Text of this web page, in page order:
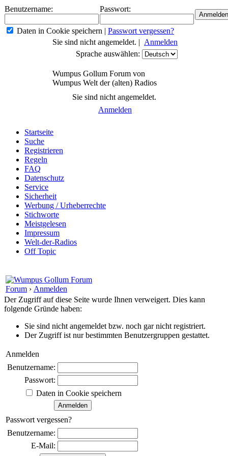
Benutzername: Passwort:
Daten in Cookie speichern | Passwort vergessen?
Sie sind nicht angemeldet. | Anmelden
Sprache auswählen:
Wumpus Gollum Forum von
Wumpus Welt der (alten) Radios
Sie sind nicht angemeldet.
Anmelden
Startseite
Suche
Registrieren
Regeln
FAQ
Datenschutz
Service
Sicherheit
Werbung / Urheberrechte
Stichworte
Meistgelesen
Impressum
Welt-der-Radios
Off Topic
Forum › Anmelden
Der Zugriff auf diese Seite wurde Ihnen verweigert. Dies kann
folgende Gründe haben:
Sie sind nicht angemeldet bzw. noch gar nicht registriert.
Der Zugriff ist nur bestimmten Benutzergruppen gestattet.
Anmelden
Benutzername:
Passwort:
Daten in Cookie speichern
Passwort vergessen?
Benutzername:
E-Mail: